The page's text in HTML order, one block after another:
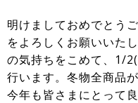
明けましておめでとう
をよろしくお願いいた
の気持ちをこめて、1/
行います。冬物全商品
今年も皆さまにとって